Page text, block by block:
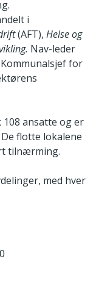
i
(AFT), Helse og
Nav-leder
for
ansatte og er
flotte lokalene
tilnærming.
med hver